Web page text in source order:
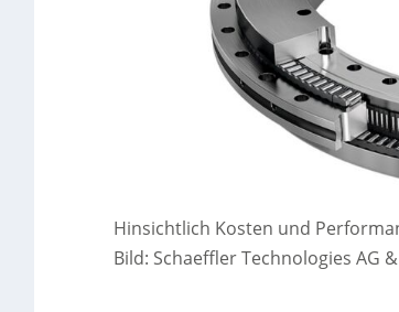
Hinsichtlich Kosten und
Bild: Schaeffler Technologies AG &